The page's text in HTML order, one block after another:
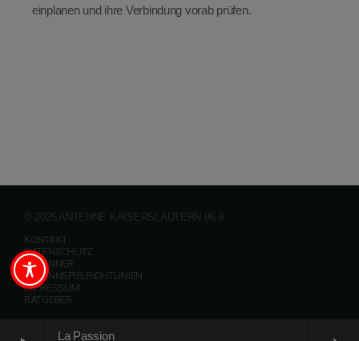
La Passion
einplanen und ihre Verbindung vorab prüfen.
© 2025 ANTENNE KAISERSLAUTERN 96.9
KONTAKT
DATENSCHUTZ
GEWINNER
GEWINNSPIELRICHTLINIEN
IMPRESSUM
RATGEBER